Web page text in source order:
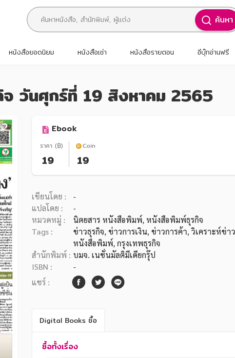
ค้นหา
หนังสือยอดนิยม หนังสือเช่า หนังสือรายตอน อีบุ๊กอ่านฟรี
วันศุกร์ที่ 19 สิงหาคม 2565
Ebook
ราคา (฿)
19
Coin
19
เขียนโดย :
-
แปลโดย :
-
หมวดหมู่ :
นิตยสาร หนังสือพิมพ์, หนังสือพิมพ์ธุรกิจ
Tags :
ข่าวธุรกิจ, ข่าวการเงิน, ข่าวการค้า, วิเคราะห์ข่า
หนังสือพิมพ์, กรุงเทพธุรกิจ
สำนักพิมพ์ : บมจ. เนชั่นมัลติมีเดียกรุ๊ป
ISBN :
-
แชร์ :
Digital Books ซื้อ
ซื้อทั้งเรื่อง